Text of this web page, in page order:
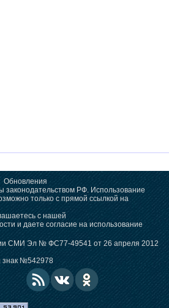
Обновления
законодательством РФ. Использование
только с прямой ссылкой на
с нашей
и даете согласие на использование
СМИ Эл № ФС77-49541 от 26 апреля 2012
знак №542978